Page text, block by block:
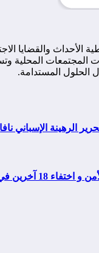
والقضايا
المحلية
الحلول المستدامة.
الرهينة الإسباني